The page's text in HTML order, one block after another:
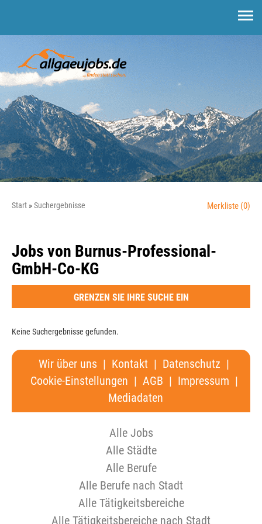
Start Suchergebnisse Merkliste (0)
Jobs von Burnus-Professional-
GmbH-Co-KG
GRENZEN SIE IHRE SUCHE EIN
Keine Suchergebnisse gefunden.
Wir über uns | Kontakt | Datenschutz |
Cookie-Einstellungen | AGB | Impressum |
Mediadaten
Alle Jobs
Alle Städte
Alle Berufe
Alle Berufe nach Stadt
Alle Tätigkeitsbereiche
Alle Tätigkeitsbereiche nach Stadt